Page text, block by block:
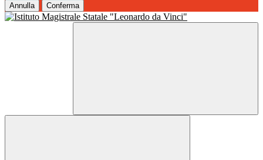
Annulla Conferma